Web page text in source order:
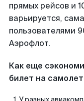
прямых рейсов и
варьируется,
пользователями
Аэрофлот.
Как еще
билет на